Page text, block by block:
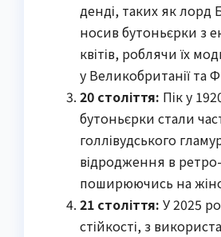
денді, таких як лорд
носив бутоньєрки з
квітів, роблячи їх
у Великобританії та
20 століття: Пік у
бутоньєрки стали
голлівудського
відродження в
поширюючись на
21 століття: У 2025
стійкості, з